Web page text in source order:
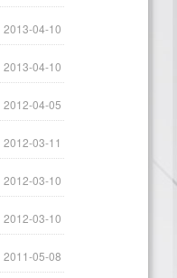
2013-04-10
2013-04-10
2012-04-05
2012-03-11
2012-03-10
2012-03-10
2011-05-08